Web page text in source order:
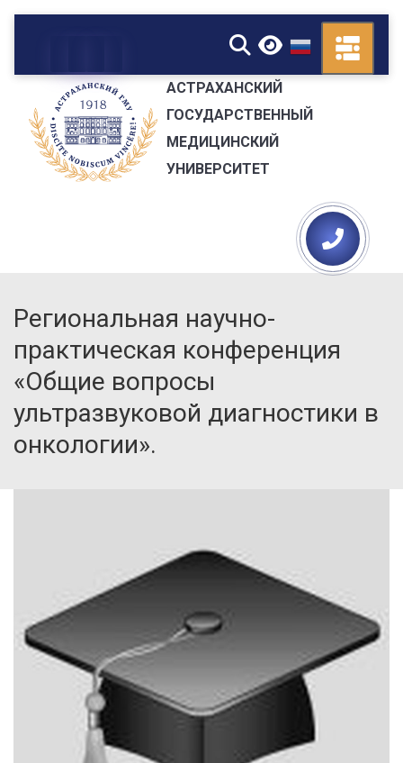
▼
АСТРАХАНСКИЙ
ГОСУДАРСТВЕННЫЙ
МЕДИЦИНСКИЙ
УНИВЕРСИТЕТ
Региональная научно-
практическая конференция
«Общие вопросы
ультразвуковой диагностики в
онкологии».